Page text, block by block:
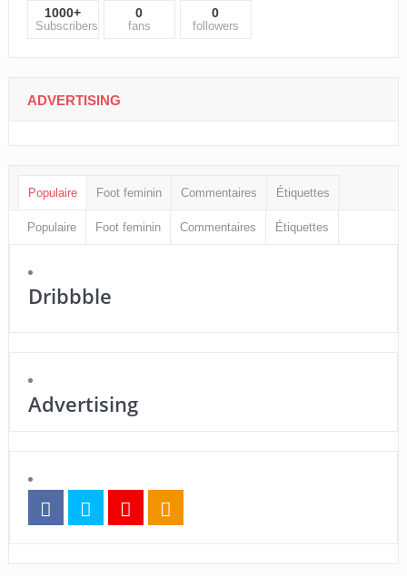
1000+
Subscribers
0
fans
0
followers
ADVERTISING
Populaire Foot feminin Commentaires Étiquettes
Populaire Foot feminin Commentaires Étiquettes
Dribbble
Advertising